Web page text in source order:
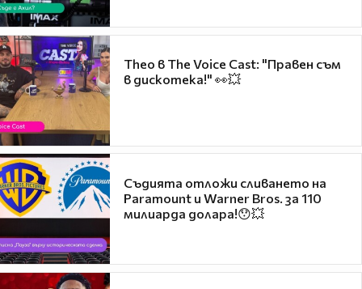
Theo в The Voice Cast: "Правен съм
в дискотека!" 👀💥
Съдията отложи сливането на
Paramount и Warner Bros. за 110
милиарда долара!😯💥